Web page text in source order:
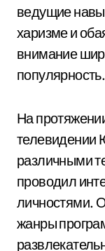
ведущие
харизме и
внимание
популярность.
На
телевидении
различными
проводил
личностями.
жанры